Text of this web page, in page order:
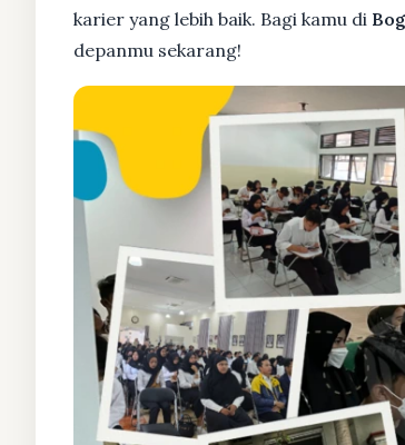
karier yang lebih baik. Bagi kamu di
depanmu sekarang!